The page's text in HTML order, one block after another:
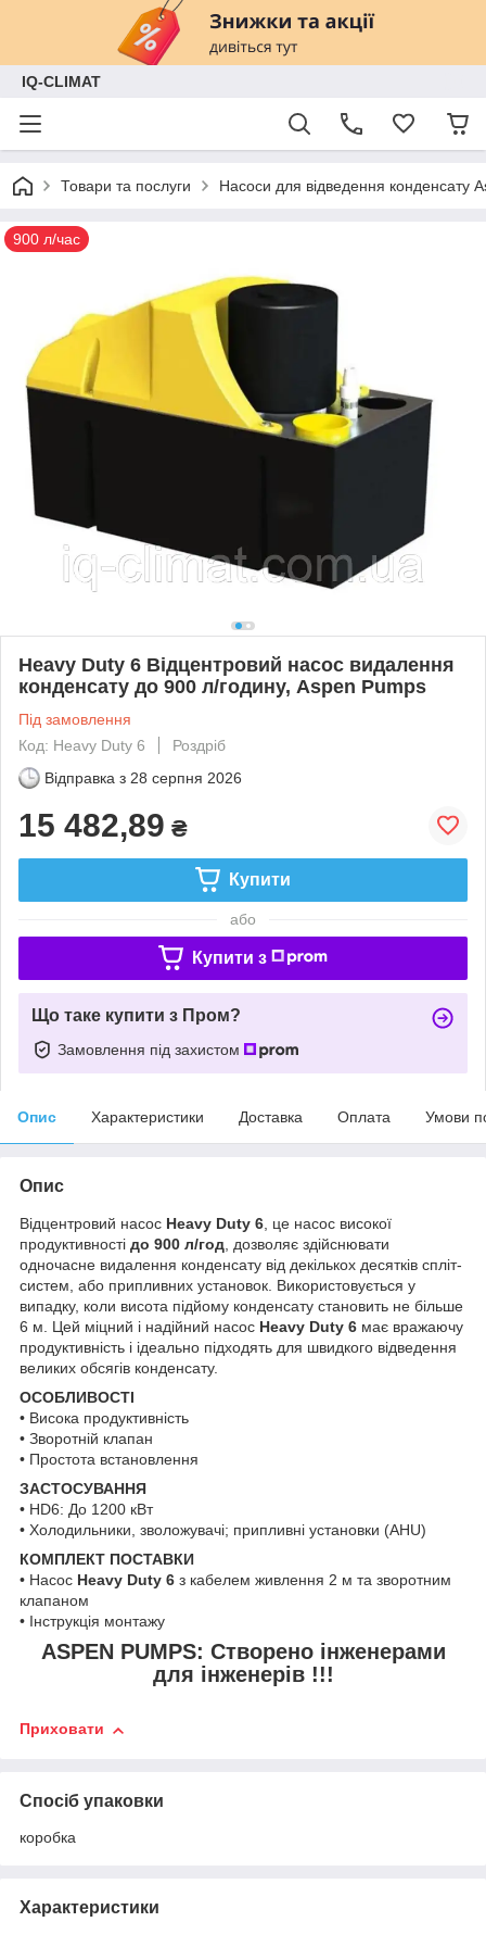
IQ-CLIMAT
Товари та послуги Насоси для відведення конденсату
900 л/час
Heavy Duty 6 Відцентровий насос видалення
конденсату до 900 л/годину, Aspen Pumps
Під замовлення
Код: Heavy Duty 6
Роздріб
Відправка з 28 серпня 2026
15 482,89 ₴
Купити
або
Купити з
Що таке купити з Пром?
Замовлення під захистом
Опис Характеристики Доставка Оплата Умови
Опис
Відцентровий насос Heavy Duty 6 , це насос високої
продуктивності до 900 л/год , дозволяє здійснювати
одночасне видалення конденсату від декількох десятків спліт-
систем, або припливних установок. Використовується у
випадку, коли висота підйому конденсату становить не більше
6 м. Цей міцний і надійний насос Heavy Duty 6 має вражаючу
продуктивність і ідеально підходять для швидкого відведення
великих обсягів конденсату.
ОСОБЛИВОСТІ
• Висока продуктивність
• Зворотній клапан
• Простота встановлення
ЗАСТОСУВАННЯ
• HD6: До 1200 кВт
• Холодильники, зволожувачі; припливні установки (AHU)
КОМПЛЕКТ ПОСТАВКИ
• Насос Heavy Duty 6 з кабелем живлення 2 м та зворотним
клапаном
• Інструкція монтажу
ASPEN PUMPS: Створено інженерами
для інженерів !!!
Приховати
Спосіб упаковки
коробка
Характеристики